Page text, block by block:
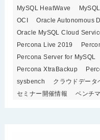
MySQL HeatWave
OCI
Oracle Autonomous
Oracle MySQL Cloud
Percona Live 2019
Percona Server for MySQL
Percona XtraBackup
sysbench
クラウドデータ
セミナー開催情報
ベンチ